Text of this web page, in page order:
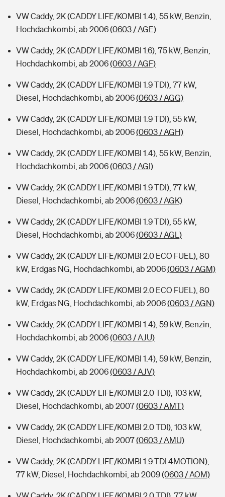
VW Caddy, 2K (CADDY LIFE/KOMBI 1.4), 55 kW, Benzin,
Hochdachkombi, ab 2006(0603 / AGE)
VW Caddy, 2K (CADDY LIFE/KOMBI 1.6), 75 kW, Benzin,
Hochdachkombi, ab 2006(0603 / AGF)
VW Caddy, 2K (CADDY LIFE/KOMBI 1.9 TDI), 77 kW,
Diesel, Hochdachkombi, ab 2006(0603 / AGG)
VW Caddy, 2K (CADDY LIFE/KOMBI 1.9 TDI), 55 kW,
Diesel, Hochdachkombi, ab 2006(0603 / AGH)
VW Caddy, 2K (CADDY LIFE/KOMBI 1.4), 55 kW, Benzin,
Hochdachkombi, ab 2006(0603 / AGI)
VW Caddy, 2K (CADDY LIFE/KOMBI 1.9 TDI), 77 kW,
Diesel, Hochdachkombi, ab 2006(0603 / AGK)
VW Caddy, 2K (CADDY LIFE/KOMBI 1.9 TDI), 55 kW,
Diesel, Hochdachkombi, ab 2006(0603 / AGL)
VW Caddy, 2K (CADDY LIFE/KOMBI 2.0 ECO FUEL), 80
kW, Erdgas NG, Hochdachkombi, ab 2006(0603 / AGM)
VW Caddy, 2K (CADDY LIFE/KOMBI 2.0 ECO FUEL), 80
kW, Erdgas NG, Hochdachkombi, ab 2006(0603 / AGN)
VW Caddy, 2K (CADDY LIFE/KOMBI 1.4), 59 kW, Benzin,
Hochdachkombi, ab 2006(0603 / AJU)
VW Caddy, 2K (CADDY LIFE/KOMBI 1.4), 59 kW, Benzin,
Hochdachkombi, ab 2006(0603 / AJV)
VW Caddy, 2K (CADDY LIFE/KOMBI 2.0 TDI), 103 kW,
Diesel, Hochdachkombi, ab 2007(0603 / AMT)
VW Caddy, 2K (CADDY LIFE/KOMBI 2.0 TDI), 103 kW,
Diesel, Hochdachkombi, ab 2007(0603 / AMU)
VW Caddy, 2K (CADDY LIFE/KOMBI 1.9 TDI 4MOTION),
77 kW, Diesel, Hochdachkombi, ab 2009(0603 / AOM)